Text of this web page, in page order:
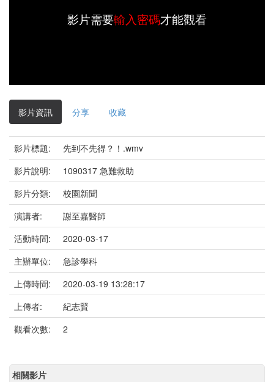
影片需要輸入密碼才能觀看
影片資訊 分享 收藏
影片標題:
先到不先得？！.wmv
影片說明:
1090317 急難救助
影片分類:
校園新聞
演講者:
謝至嘉醫師
活動時間:
2020-03-17
主辦單位:
急診學科
上傳時間:
2020-03-19 13:28:17
上傳者:
紀志賢
觀看次數:
2
相關影片